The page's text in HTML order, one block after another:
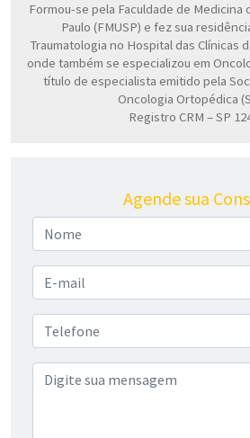
Formou-se pela Faculdade de Medicina
Paulo (FMUSP) e fez sua
Traumatologia no Hospital das Clínicas
onde também se especializou em
título de especialista emitido pela
Oncologia Ortopédica
Registro CRM – SP
Agende sua